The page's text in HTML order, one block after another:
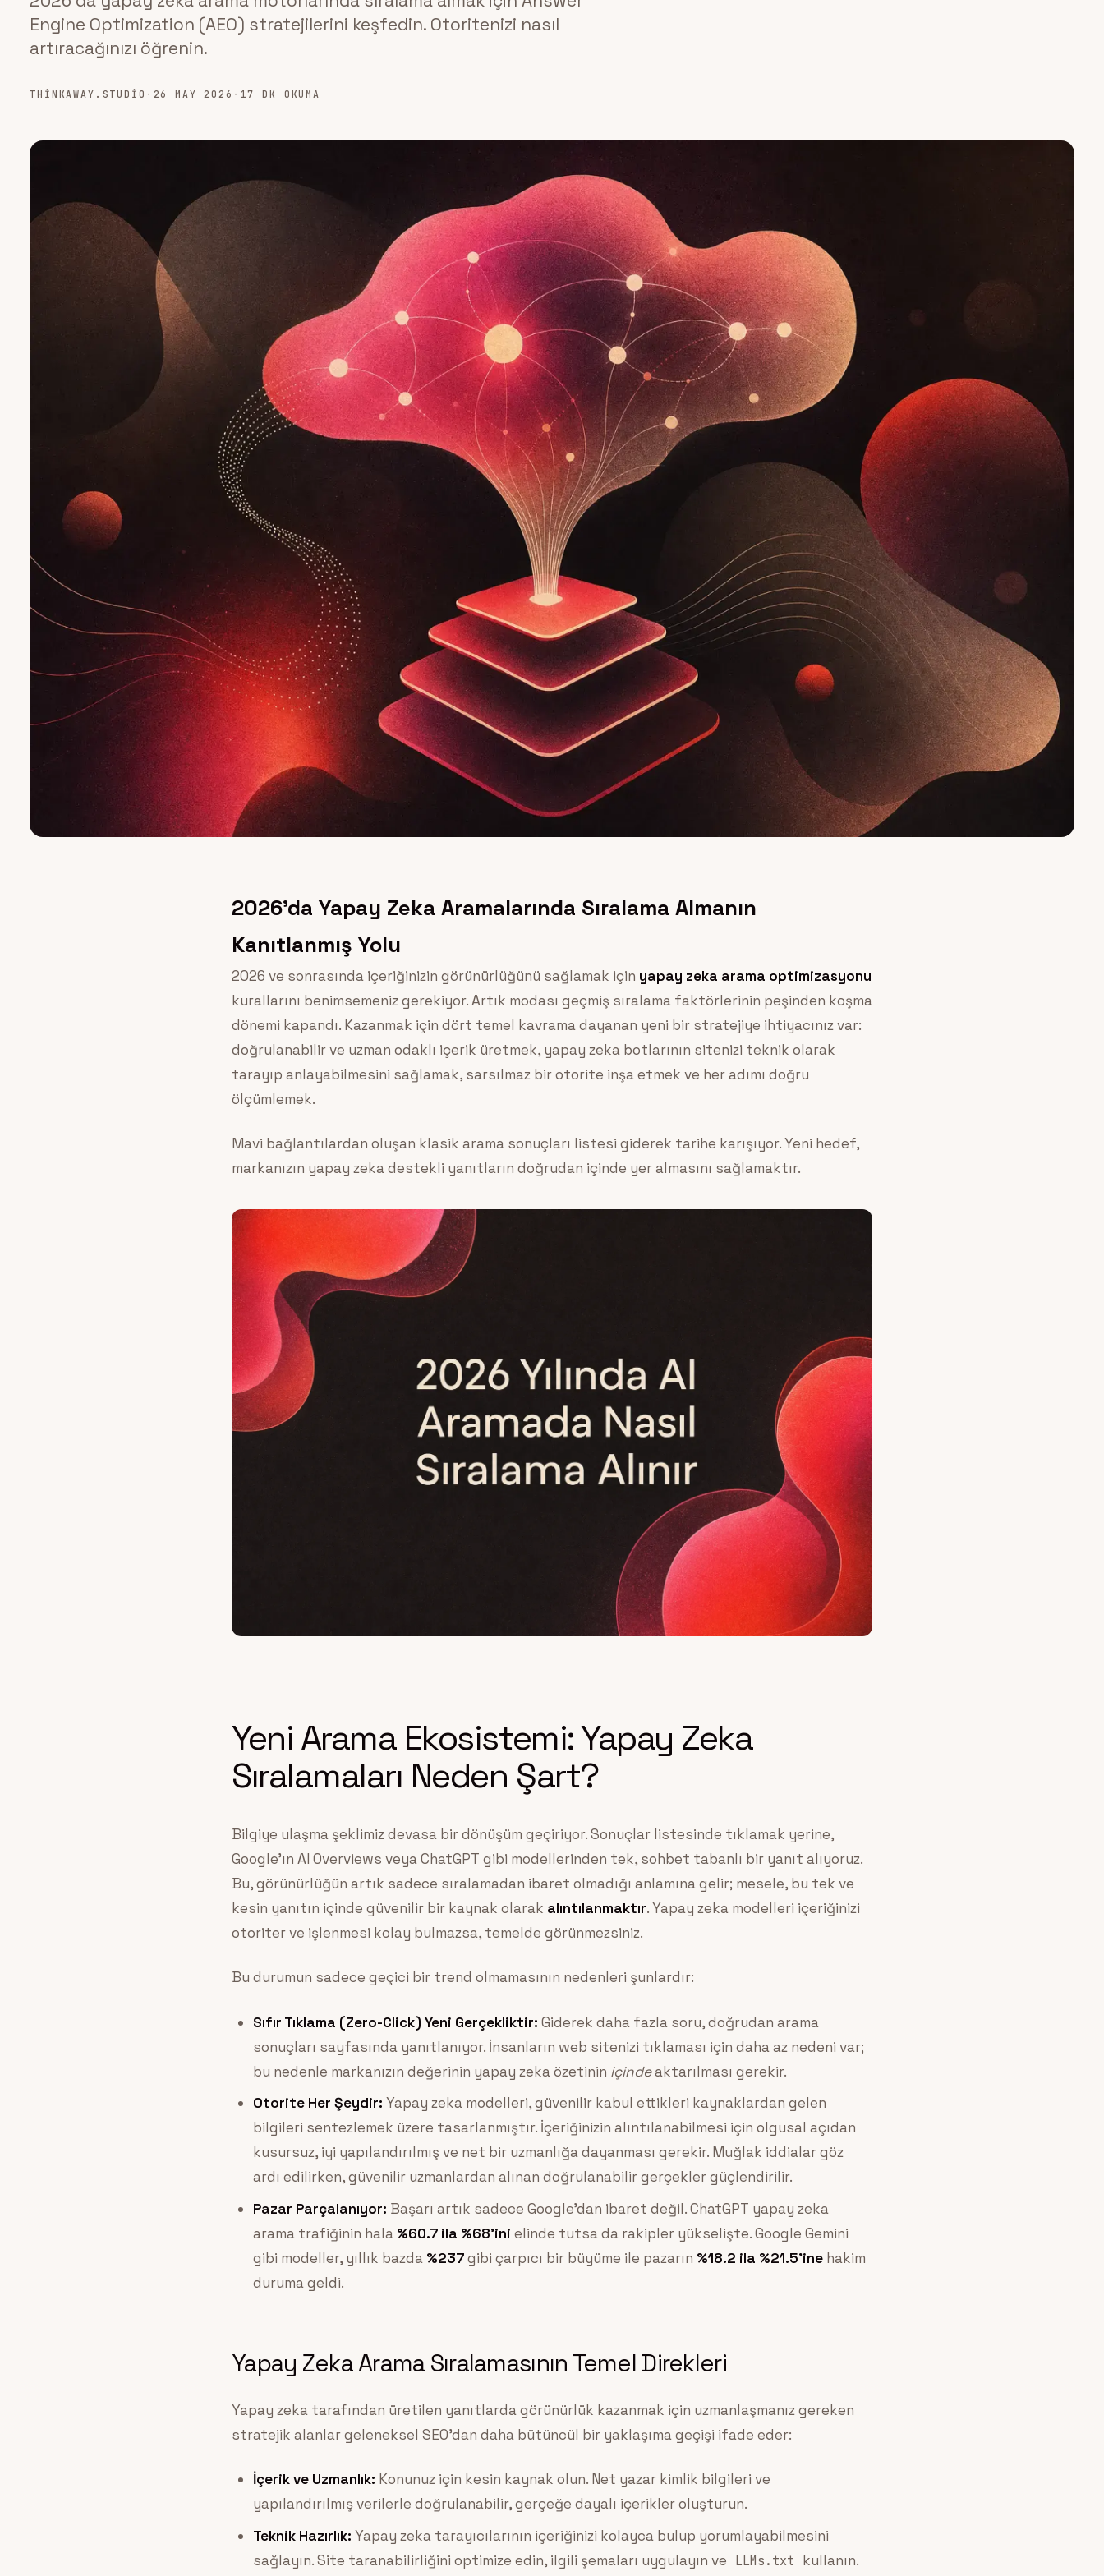
Engine Optimization (AEO) stratejilerini keşfedin. Otoritenizi nasıl
artıracağınızı öğrenin.
THINKAWAY.STUDIO · 26 MAY 2026 · 17 DK OKUMA
2026’da Yapay Zeka Aramalarında Sıralama Almanın
Kanıtlanmış Yolu
2026 ve sonrasında içeriğinizin görünürlüğünü sağlamak için yapay zeka arama optimizasyonu
kurallarını benimsemeniz gerekiyor. Artık modası geçmiş sıralama faktörlerinin peşinden koşma
dönemi kapandı. Kazanmak için dört temel kavrama dayanan yeni bir stratejiye ihtiyacınız var:
doğrulanabilir ve uzman odaklı içerik üretmek, yapay zeka botlarının sitenizi teknik olarak
tarayıp anlayabilmesini sağlamak, sarsılmaz bir otorite inşa etmek ve her adımı doğru
ölçümlemek.
Mavi bağlantılardan oluşan klasik arama sonuçları listesi giderek tarihe karışıyor. Yeni hedef,
markanızın yapay zeka destekli yanıtların doğrudan içinde yer almasını sağlamaktır.
Yeni Arama Ekosistemi: Yapay Zeka
Sıralamaları Neden Şart?
Bilgiye ulaşma şeklimiz devasa bir dönüşüm geçiriyor. Sonuçlar listesinde tıklamak yerine,
Google’ın AI Overviews veya ChatGPT gibi modellerinden tek, sohbet tabanlı bir yanıt alıyoruz.
Bu, görünürlüğün artık sadece sıralamadan ibaret olmadığı anlamına gelir; mesele, bu tek ve
kesin yanıtın içinde güvenilir bir kaynak olarak alıntılanmaktır. Yapay zeka modelleri içeriğinizi
otoriter ve işlenmesi kolay bulmazsa, temelde görünmezsiniz.
Bu durumun sadece geçici bir trend olmamasının nedenleri şunlardır:
Sıfır Tıklama (Zero-Click) Yeni Gerçekliktir: Giderek daha fazla soru, doğrudan arama
sonuçları sayfasında yanıtlanıyor. İnsanların web sitenizi tıklaması için daha az nedeni var;
bu nedenle markanızın değerinin yapay zeka özetinin içindeaktarılması gerekir.
Otorite Her Şeydir: Yapay zeka modelleri, güvenilir kabul ettikleri kaynaklardan gelen
bilgileri sentezlemek üzere tasarlanmıştır. İçeriğinizin alıntılanabilmesi için olgusal açıdan
kusursuz, iyi yapılandırılmış ve net bir uzmanlığa dayanması gerekir. Muğlak iddialar göz
ardı edilirken, güvenilir uzmanlardan alınan doğrulanabilir gerçekler güçlendirilir.
Pazar Parçalanıyor: Başarı artık sadece Google’dan ibaret değil. ChatGPT yapay zeka
arama trafiğinin hala %60.7 ila %68’ini elinde tutsa da rakipler yükselişte. Google Gemini
gibi modeller, yıllık bazda %237gibi çarpıcı bir büyüme ile pazarın %18.2 ila %21.5’inehakim
duruma geldi.
Yapay Zeka Arama Sıralamasının Temel Direkleri
Yapay zeka tarafından üretilen yanıtlarda görünürlük kazanmak için uzmanlaşmanız gereken
stratejik alanlar geleneksel SEO’dan daha bütüncül bir yaklaşıma geçişi ifade eder:
İçerik ve Uzmanlık: Konunuz için kesin kaynak olun. Net yazar kimlik bilgileri ve
yapılandırılmış verilerle doğrulanabilir, gerçeğe dayalı içerikler oluşturun.
Teknik Hazırlık: Yapay zeka tarayıcılarının içeriğinizi kolayca bulup yorumlayabilmesini
sağlayın. Site taranabilirliğini optimize edin, ilgili şemaları uygulayın ve LLMs.txt kullanın.